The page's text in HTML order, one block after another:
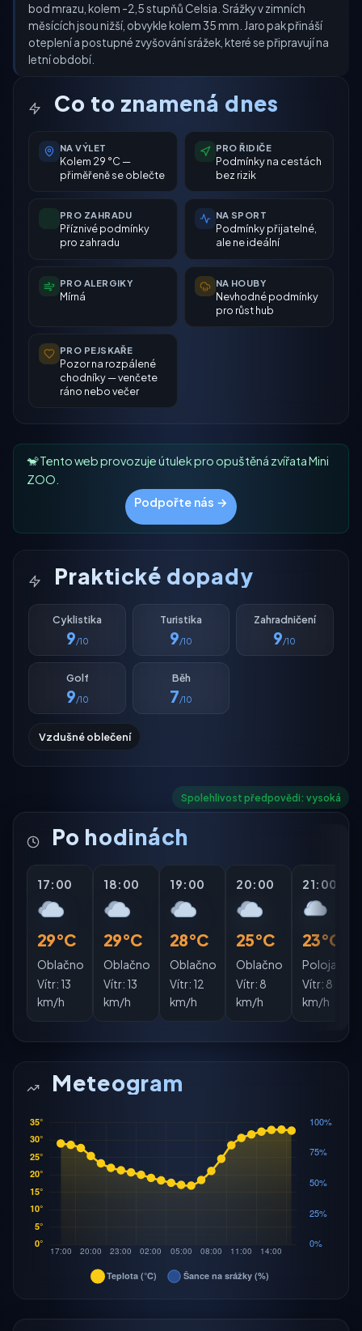
bod mrazu, kolem -2,5 stupňů Celsia. Srážky v zimních
měsících jsou nižší, obvykle kolem 35 mm. Jaro pak přináší
oteplení a postupné zvyšování srážek, které se připravují na
letní období.
Co to znamená dnes
NA VÝLET
Kolem 29 °C —
přiměřeně se oblečte
PRO ŘIDIČE
Podmínky na cestách
bez rizik
PRO ZAHRADU
Příznivé podmínky
pro zahradu
NA SPORT
Podmínky přijatelné,
ale ne ideální
PRO ALERGIKY
Mírná
NA HOUBY
Nevhodné podmínky
pro růst hub
PRO PEJSKAŘE
Pozor na rozpálené
chodníky — venčete
ráno nebo večer
🐒 Tento web provozuje útulek pro opuštěná zvířata Mini
ZOO.
Podpořte nás →
Praktické dopady
Cyklistika
9/10
Turistika
9/10
Zahradničení
9/10
Golf
9/10
Běh
7/10
Vzdušné oblečení
Spolehlivost předpovědi: vysoká
Po hodinách
17:00
29°C
Oblačno
Vítr: 13
km/h
18:00
29°C
Oblačno
Vítr: 13
km/h
19:00
28°C
Oblačno
Vítr: 12
km/h
20:00
25°C
Oblačno
Vítr: 8
km/h
21:00
23°C
Polojasno
Vítr: 8
km/h
Meteogram